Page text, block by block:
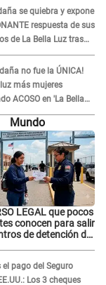
se quiebra y expone
respuesta de sus
de La Bella Luz tras
"Sabían lo que
no fue la ÚNICA!
más mujeres
ACOSO en 'La Bella
de director
Mundo
LEGAL que pocos
conocen para salir
de detención del
el pago del Seguro
Los 3 cheques